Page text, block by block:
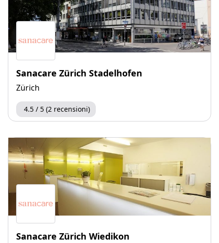
Sanacare Zürich Stadelhofen
Zürich
4.5 / 5 (2 recensioni)
Sanacare Zürich Wiedikon